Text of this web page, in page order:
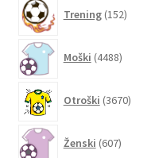
Trening 152izdelkov
Moški 4488izdelkov
Otroški 3670
Ženski 607izdelkov